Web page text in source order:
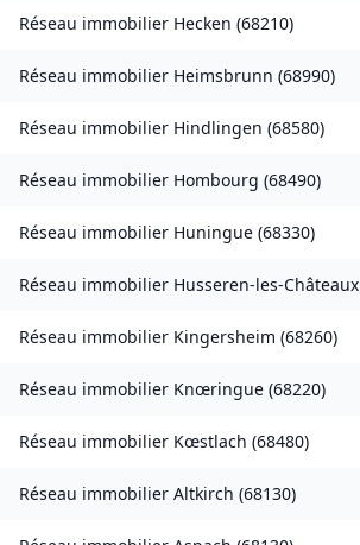
Réseau immobilier Hecken (68210)
Réseau immobilier Heimsbrunn (68990)
Réseau immobilier Hindlingen (68580)
Réseau immobilier Hombourg (68490)
Réseau immobilier Huningue (68330)
Réseau immobilier Husseren-les-Châteaux
Réseau immobilier Kingersheim (68260)
Réseau immobilier Knœringue (68220)
Réseau immobilier Kœstlach (68480)
Réseau immobilier Altkirch (68130)